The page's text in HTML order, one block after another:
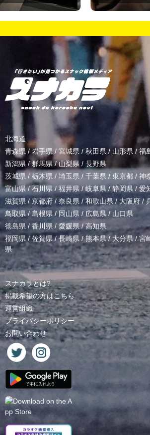
北海道
青森県 / 岩手県/ 宮城県 / 秋田県 / 山形県/ 福
新潟県 /群馬県/山梨県 / 長野県
茨城県 / 栃木県 / 埼玉県 / 千葉県 / 東京都 / 神
富山県 /石川県/福井県/岐阜県 / 静岡県 / 愛
滋賀県 / 京都府 / 奈良県 / 和歌山県/ 大阪府 /
鳥取県/ 島根県 /岡山県/ 広島県 / 山口県
徳島県 /香川県 / 愛媛県/高知県
福岡県/佐賀県/長崎県 /熊本県/ 大分県/宮
県
スナカラとは?
掲載希望の方はこちら
運営組織
プライバシーポリシー
お問い合わせ